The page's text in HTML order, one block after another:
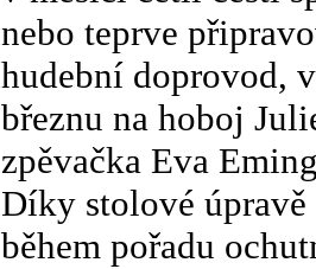
nebo teprve
hudební doprovod,
březnu na hoboj
zpěvačka Eva
Díky stolové
během pořadu